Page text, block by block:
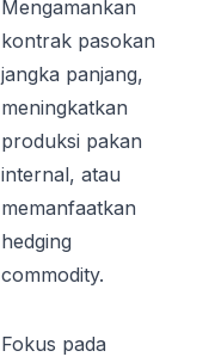
Mengamankan
kontrak pasokan
jangka panjang,
meningkatkan
produksi pakan
internal, atau
memanfaatkan
hedging
commodity.
Fokus pada